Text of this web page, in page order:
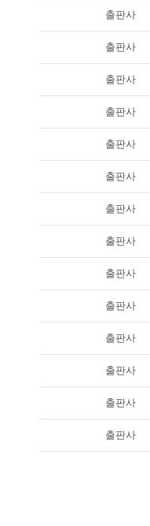
출판사
출판사
출판사
출판사
출판사
출판사
출판사
출판사
출판사
출판사
출판사
출판사
출판사
출판사